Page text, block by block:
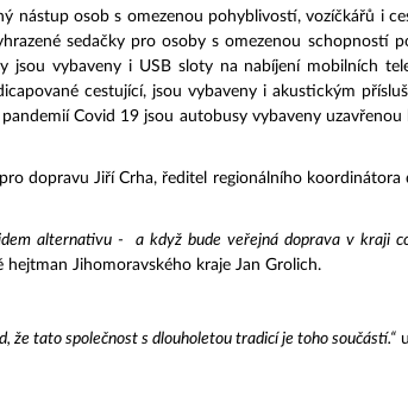
nástup osob s omezenou pohyblivostí, vozíčkářů i
sedačky pro osoby s omezenou schopností
jsou vybaveny i USB sloty na nabíjení mobilních
cestující, jsou vybaveny i akustickým
Covid 19 jsou autobusy vybaveny uzavřenou
dopravu Jiří Crha, ředitel regionálního koordinátora
alternativu - a když bude veřejná doprava v kraji
hejtman Jihomoravského kraje Jan Grolich.
že tato společnost s dlouholetou tradicí je toho součástí.“